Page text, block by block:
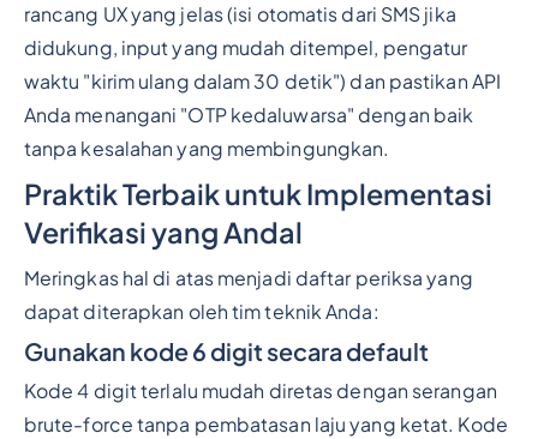
rancang UX yang jelas (isi otomatis dari SMS jika
didukung, input yang mudah ditempel, pengatur
waktu "kirim ulang dalam 30 detik") dan pastikan API
Anda menangani "OTP kedaluwarsa" dengan baik
tanpa kesalahan yang membingungkan.
Praktik Terbaik untuk Implementasi
Verifikasi yang Andal
Meringkas hal di atas menjadi daftar periksa yang
dapat diterapkan oleh tim teknik Anda:
Gunakan kode 6 digit secara default
Kode 4 digit terlalu mudah diretas dengan serangan
brute-force tanpa pembatasan laju yang ketat. Kode